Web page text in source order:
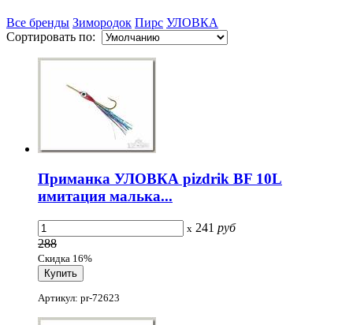
Все бренды Зимородок Пирс УЛОВКА
Сортировать по:
Приманка УЛОВКА pizdrik BF 10L
имитация малька...
x 241 руб
288
Скидка 16%
Артикул: pr-72623